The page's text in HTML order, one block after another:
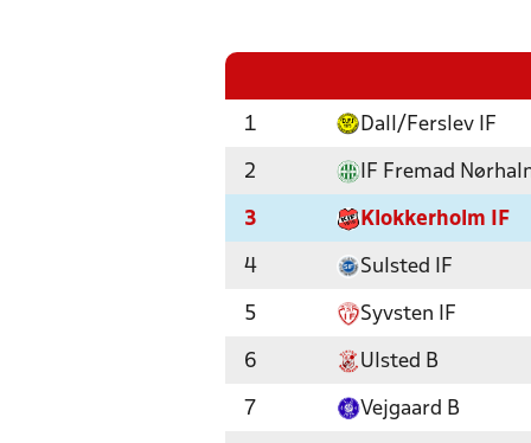
1 Dall/Ferslev IF
2 IF Fremad
3 Klokkerholm IF
4 Sulsted IF
5 Syvsten IF
6 Ulsted B
7 Vejgaard B